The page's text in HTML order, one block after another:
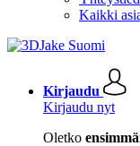
Kaikki
Kirjaudu
Kirjaudu nyt
Oletko